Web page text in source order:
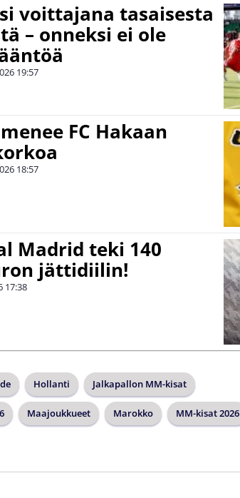
voittajana tasaisesta
– onneksi ei ole
19:57
FC Hakaan
18:57
Madrid teki 140
jättidiilin!
17:38
Hollanti Jalkapallon MM-kisat
Maajoukkueet Marokko MM-kisat 2026